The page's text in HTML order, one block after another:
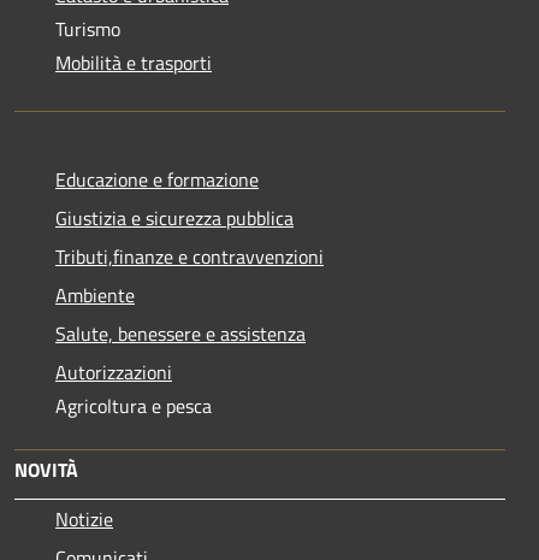
Turismo
Mobilità e trasporti
Educazione e formazione
Giustizia e sicurezza pubblica
Tributi,finanze e contravvenzioni
Ambiente
Salute, benessere e assistenza
Autorizzazioni
Agricoltura e pesca
NOVITÀ
Notizie